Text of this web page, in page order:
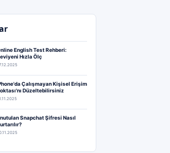
English Test Rehberi:
Hızla Ölç
Çalışmayan Kişisel Erişim
Düzeltebilirsiniz
Snapchat Şifresi Nasıl